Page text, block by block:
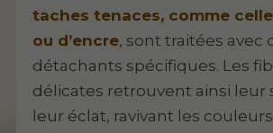
taches tenaces, comme
ou d’encre, sont traitées avec
détachants spécifiques. Les
délicates retrouvent ainsi leur
leur éclat, ravivant les